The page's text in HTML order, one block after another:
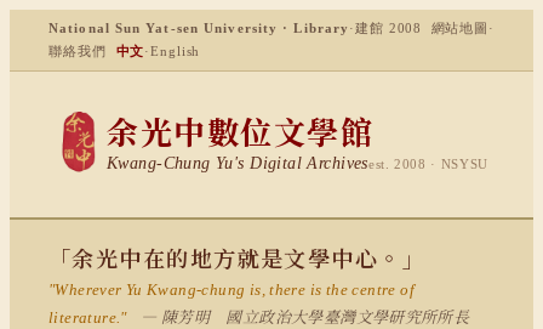
National Sun Yat-sen University · Library ·建館 2008 網站地圖 ·
聯絡我們
中文·English
余光中數位文學館
Kwang-Chung Yu's Digital Archivesest. 2008 · NSYSU
「余光中在的地方就是文學中心。」
"Wherever Yu Kwang-chung is, there is the centre of
literature."
— 陳芳明 國立政治大學臺灣文學研究所所長